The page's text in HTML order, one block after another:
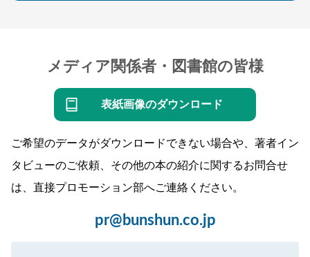
メディア関係者・図書館の皆様
表紙画像のダウンロード
ご希望のデータがダウンロードできない場合や、著者イン
タビューのご依頼、その他の本の紹介に関するお問合せ
は、直接プロモーション部へご連絡ください。
pr@bunshun.co.jp